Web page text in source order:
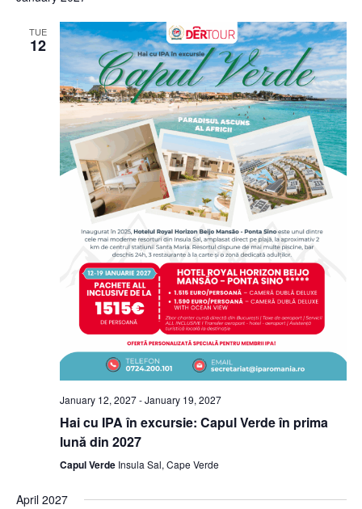
TUE
12
January 12, 2027-January 19, 2027
Hai cu IPA în excursie: Capul Verde în prima
lună din 2027
Capul Verde Insula Sal, Cape Verde
April 2027